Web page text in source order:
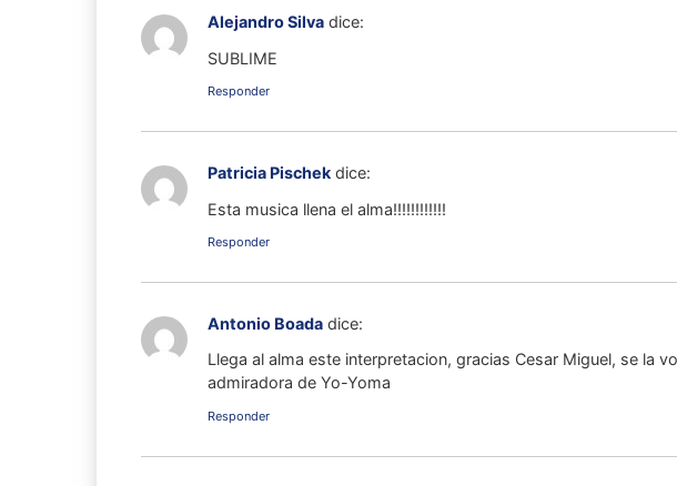
Alejandro Silva dice:
SUBLIME
Responder
Patricia Pischek dice:
Esta musica llena el alma!!!!!!!!!!!!
Responder
Antonio Boada dice:
Llega al alma este interpretacion, gracias Cesar Miguel, se la
admiradora de Yo-Yoma
Responder